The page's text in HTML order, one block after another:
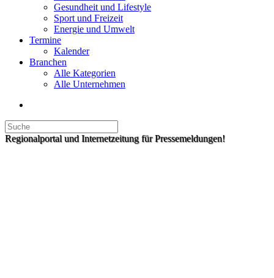
Gesundheit und Lifestyle
Sport und Freizeit
Energie und Umwelt
Termine
Kalender
Branchen
Alle Kategorien
Alle Unternehmen
Regionalportal und Internetzeitung für Pressemeldungen!